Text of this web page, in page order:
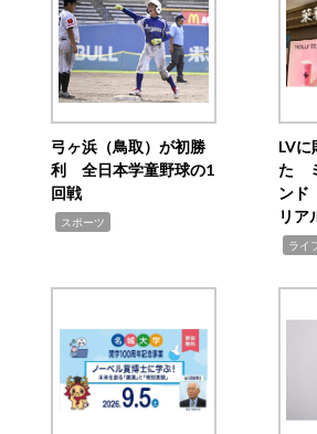
弓ヶ浜（鳥取）が初勝
利 全日本学童野球の1
回戦
スポーツ
LVに
た
ン
リア
ライ